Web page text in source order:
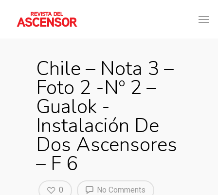
Chile – Nota 3 –
Foto 2 -Nº 2 –
Gualok -
Instalación De
Dos Ascensores
– F 6
No Comments
0